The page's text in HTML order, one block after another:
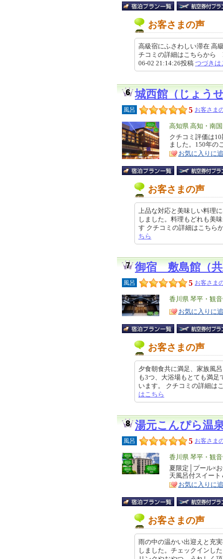
お客さまの声
高級宿にふさわしい滞在 高
チコミの詳細はこちらから
06-02 21:14:26投稿 つづきは
城西館（じょう
風呂 5 お客さま
エ
リ
ア
高知県 高知・南
特
徴
クチコミ評価は
ました。150年の
お気に入りに
お客さまの声
上品な対応と美味しい料理
しました。料理もどれも美
す クチコミの詳細はこち
ちら
御宿 敷島館（
風呂 5 お客さま
エ
リ
香川県 琴平・観
特 お気に入りに
お客さまの声
夕食朝食共に満足、家族風
も3つ、大浴場もとても満
います。 クチコミの詳細
はこちら
湯元こんぴら温
風呂 5 お客さま
エ
リ
ア
香川県 琴平・観
特
徴
夏限定│プール×
天風呂付スイー
お気に入りに
お客さまの声
雨の中の温かい出迎えと充
しました。チェックインし